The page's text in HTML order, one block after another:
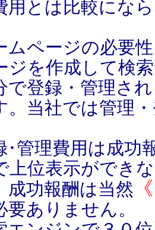
用とは比較にな
ページの必要
ジを作成して検
で登録・管理さ
。当社では管理
管理費用は成功
上位表示ができ
成功報酬は当然
要ありません。